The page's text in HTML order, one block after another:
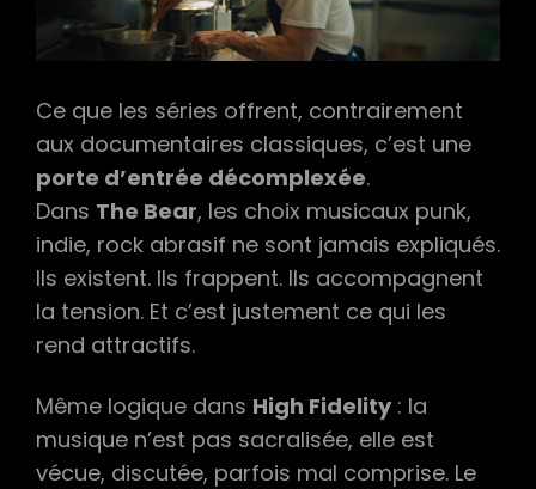
Ce que les séries offrent, contrairement
aux documentaires classiques, c’est une
porte d’entrée décomplexée.
Dans The Bear, les choix musicaux punk,
indie, rock abrasif ne sont jamais expliqués.
Ils existent. Ils frappent. Ils accompagnent
la tension. Et c’est justement ce qui les
rend attractifs.
Même logique dans High Fidelity: la
musique n’est pas sacralisée, elle est
vécue, discutée, parfois mal comprise. Le